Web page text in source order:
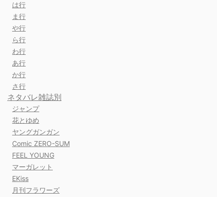
は行
ま行
や行
ら行
わ行
あ行
か行
さ行
ネタバレ雑誌別
ジャンプ
花とゆめ
ヤングガンガン
Comic ZERO-SUM
FEEL YOUNG
マーガレット
EKiss
月刊フラワーズ